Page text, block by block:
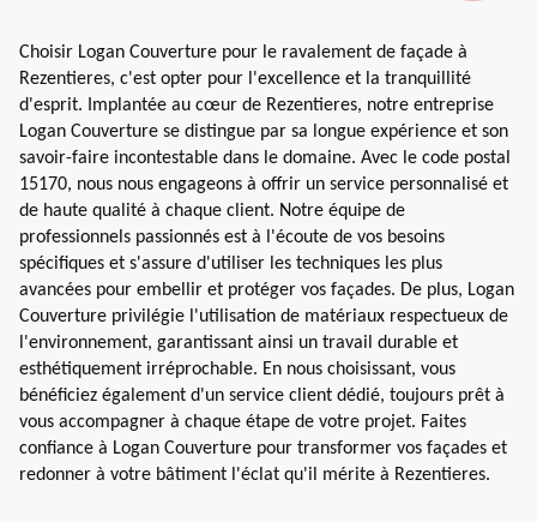
Choisir Logan Couverture pour le ravalement de façade à
Rezentieres, c'est opter pour l'excellence et la tranquillité
d'esprit. Implantée au cœur de Rezentieres, notre entreprise
Logan Couverture se distingue par sa longue expérience et son
savoir-faire incontestable dans le domaine. Avec le code postal
15170, nous nous engageons à offrir un service personnalisé et
de haute qualité à chaque client. Notre équipe de
professionnels passionnés est à l'écoute de vos besoins
spécifiques et s'assure d'utiliser les techniques les plus
avancées pour embellir et protéger vos façades. De plus, Logan
Couverture privilégie l'utilisation de matériaux respectueux de
l'environnement, garantissant ainsi un travail durable et
esthétiquement irréprochable. En nous choisissant, vous
bénéficiez également d'un service client dédié, toujours prêt à
vous accompagner à chaque étape de votre projet. Faites
confiance à Logan Couverture pour transformer vos façades et
redonner à votre bâtiment l'éclat qu'il mérite à Rezentieres.